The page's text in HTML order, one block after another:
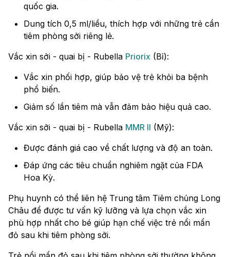
quốc gia.
Dung tích 0,5 ml/liều, thích hợp với những trẻ cần
tiêm phòng sởi riêng lẻ.
Vắc xin sởi - quai bị - Rubella Priorix (Bỉ):
Vắc xin phối hợp, giúp bảo vệ trẻ khỏi ba bệnh
phổ biến.
Giảm số lần tiêm mà vẫn đảm bảo hiệu quả cao.
Vắc xin sởi - quai bị - Rubella MMR II (Mỹ):
Được đánh giá cao về chất lượng và độ an toàn.
Đáp ứng các tiêu chuẩn nghiêm ngặt của FDA
Hoa Kỳ.
Phụ huynh có thể liên hệ Trung tâm Tiêm chủng Long
Châu để được tư vấn kỹ lưỡng và lựa chọn vắc xin
phù hợp nhất cho bé giúp hạn chế việc trẻ nổi mẩn
đỏ sau khi tiêm phòng sởi.